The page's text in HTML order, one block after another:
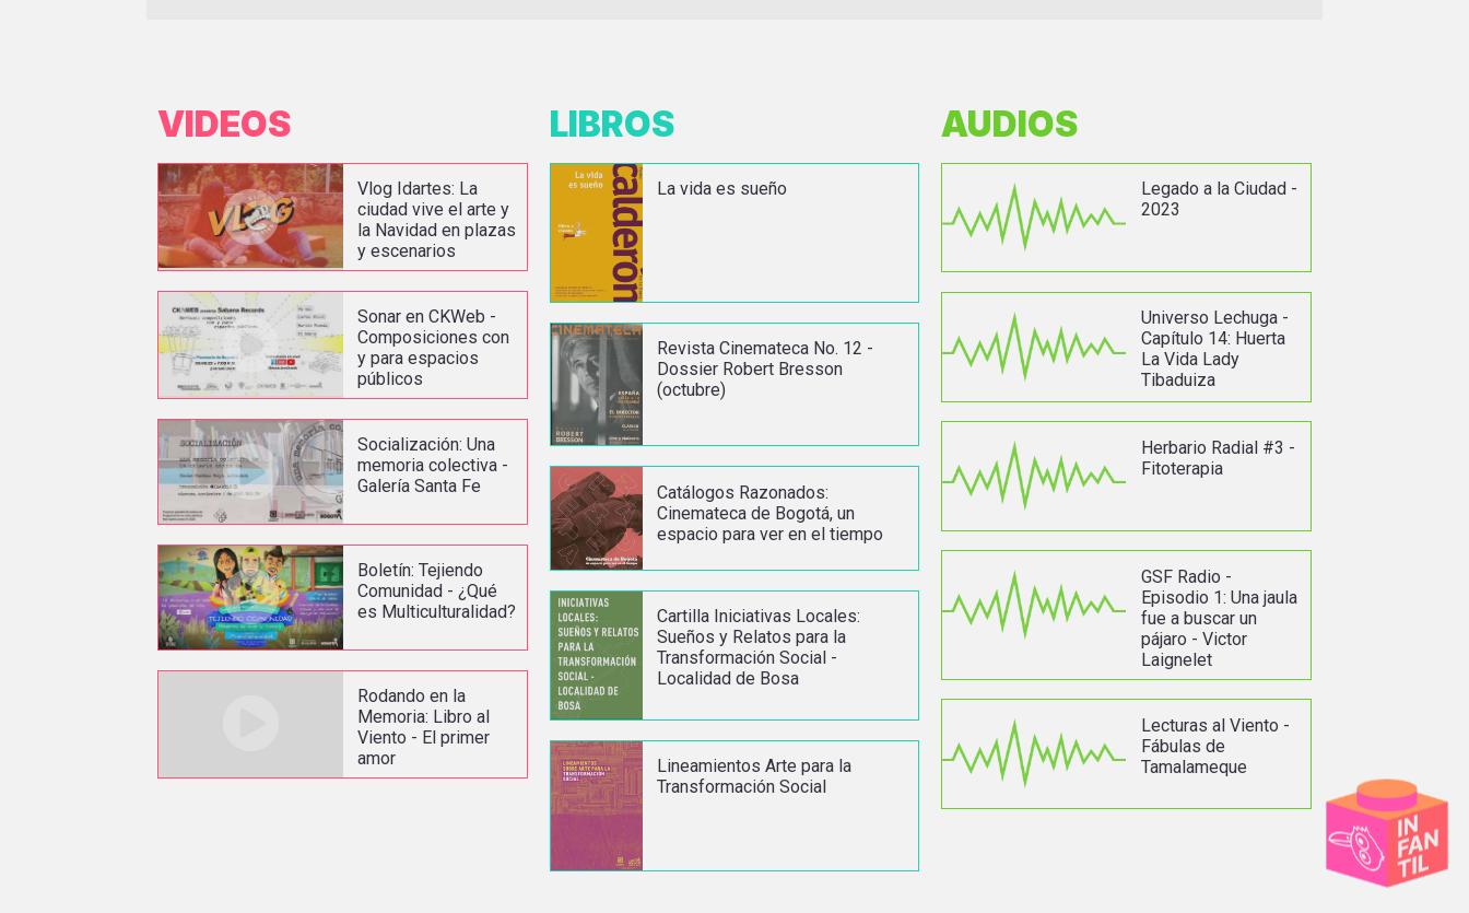
VIDEOS
Vlog Idartes: La
ciudad vive el arte y
la Navidad en plazas
y escenarios
Sonar en CKWeb -
Composiciones con
y para espacios
públicos
Socialización: Una
memoria colectiva -
Galería Santa Fe
Boletín: Tejiendo
Comunidad - ¿Qué
es Multiculturalidad?
Rodando en la
Memoria: Libro al
Viento - El primer
amor
LIBROS
La vida es sueño
Revista Cinemateca No. 12 -
Dossier Robert Bresson
(octubre)
Catálogos Razonados:
Cinemateca de Bogotá, un
espacio para ver en el tiempo
Cartilla Iniciativas Locales:
Sueños y Relatos para la
Transformación Social -
Localidad de Bosa
Lineamientos Arte para la
Transformación Social
AUDIOS
Legado a la Ciudad -
2023
Universo Lechuga -
Capítulo 14: Huerta
La Vida Lady
Tibaduiza
Herbario Radial #3 -
Fitoterapia
GSF Radio -
Episodio 1: Una jaula
fue a buscar un
pájaro - Victor
Laignelet
Lecturas al Viento -
Fábulas de
Tamalameque